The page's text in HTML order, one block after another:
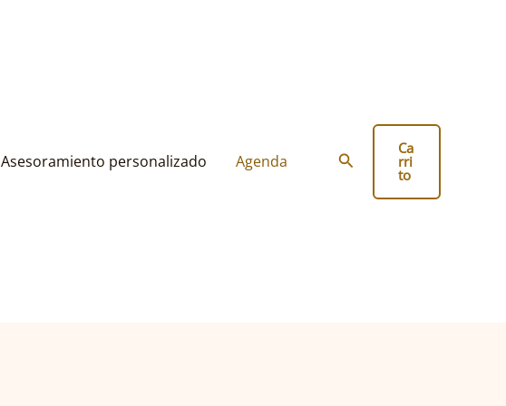
Asesoramiento personalizado Agenda Buscar
Ca
rri
to